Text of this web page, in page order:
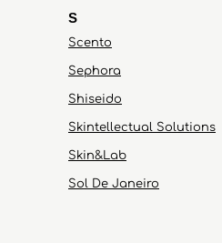
Sol De Janeiro
Shiseido
Skintellectual Solutions
Scento
Sephora
Skin&Lab
S